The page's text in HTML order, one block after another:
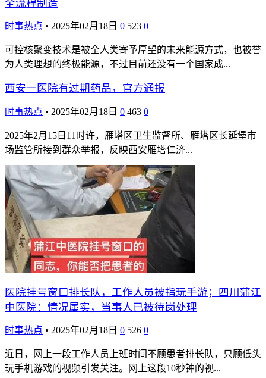
全流程制造
时事热点 • 2025年02月18日 0 523 0
可控核聚变技术是被全人类寄予厚望的未来能源方式，也被誉
为人类理想的终极能源，不过目前还没有一个国家成...
西安一医院有过期药品，官方通报
时事热点 • 2025年02月18日 0 463 0
2025年2月15日11时许，雁塔区卫生监督所、雁塔区长延堡市
场监管所接到群众举报，反映西安雁塔仁济...
医院挂号窗口排长队，工作人员被指玩手游；四川蒲江
中医院：情况属实，当事人已被待岗处理
时事热点 • 2025年02月18日 0 526 0
近日，网上一段工作人员上班时间不顾患者排长队，只顾低头
玩手机游戏的视频引发关注。网上这段10秒钟的视...